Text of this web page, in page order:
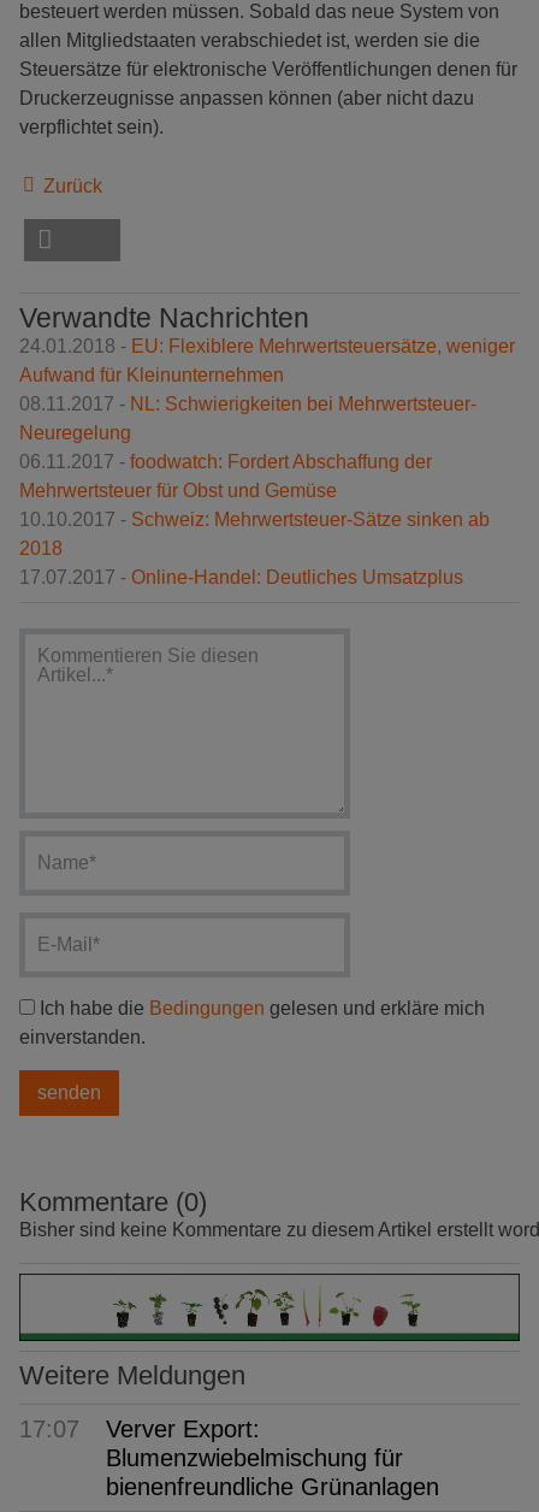
besteuert werden müssen. Sobald das neue System von
allen Mitgliedstaaten verabschiedet ist, werden sie die
Steuersätze für elektronische Veröffentlichungen denen für
Druckerzeugnisse anpassen können (aber nicht dazu
verpflichtet sein).
Zurück
Verwandte Nachrichten
24.01.2018 - EU: Flexiblere Mehrwertsteuersätze, weniger
Aufwand für Kleinunternehmen
08.11.2017 - NL: Schwierigkeiten bei Mehrwertsteuer-
Neuregelung
06.11.2017 - foodwatch: Fordert Abschaffung der
Mehrwertsteuer für Obst und Gemüse
10.10.2017 - Schweiz: Mehrwertsteuer-Sätze sinken ab
2018
17.07.2017 - Online-Handel: Deutliches Umsatzplus
Ich habe die Bedingungen gelesen und erkläre mich
einverstanden.
Kommentare (0)
Bisher sind keine Kommentare zu diesem Artikel erstellt
Weitere Meldungen
17:07
Verver Export:
Blumenzwiebelmischung für
bienenfreundliche Grünanlagen